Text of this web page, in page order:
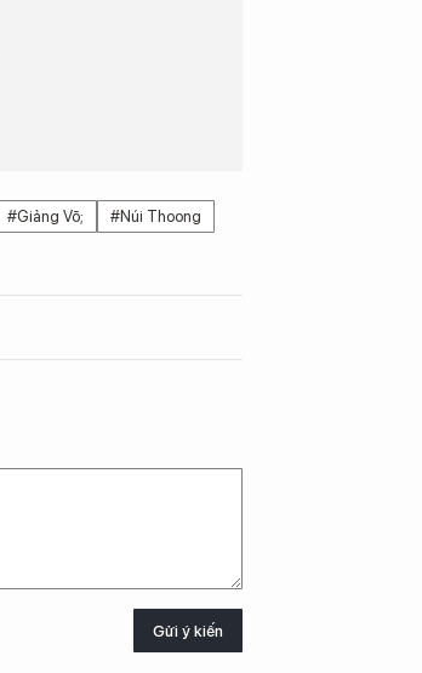
#Giảng Võ;
#Núi Thoong
Gửi ý kiến